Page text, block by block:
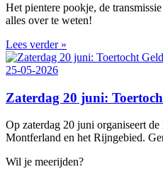
Het pientere pookje, de
alles over te weten!
Lees verder »
25-05-2026
Zaterdag 20 juni:
Op zaterdag 20 juni organiseert
Montferland en het Rijngebied.
Wil je meerijden?